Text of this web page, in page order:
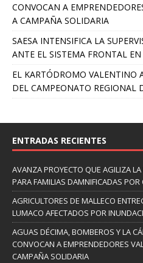
CONVOCAN A
A CAMPAÑA SOLIDARIA
SAESA INTENSIFICA LA
ANTE EL SISTEMA FRONTAL EN
EL KARTÓDROMO VALENTINO
DEL CAMPEONATO REGIONAL
ENTRADAS RECIENTES
AVANZA PROYECTO QUE AGILIZA
PARA FAMILIAS DAMNIFICADAS POR
AGRICULTORES DE MALLECO
LUMACO AFECTADOS POR
AGUAS DÉCIMA, BOMBEROS Y LA
CONVOCAN A EMPRENDEDORES
CAMPAÑA SOLIDARIA